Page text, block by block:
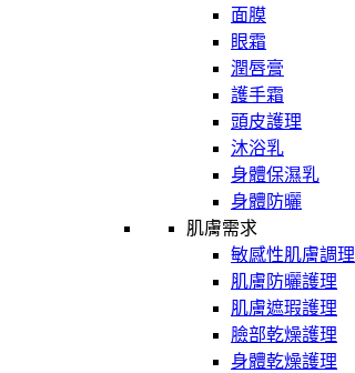
面膜
眼霜
潤唇膏
護手霜
頭皮護理
沐浴乳
身體保濕乳
身體防曬
肌膚需求
敏感性肌膚調理
肌膚防曬護理
肌膚遮瑕護理
臉部乾燥護理
身體乾燥護理